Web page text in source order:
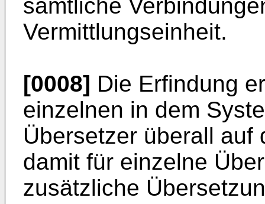
sämtliche
Vermittlungseinheit.
[0008] Die Erfindung
einzelnen in dem
Übersetzer überall auf
damit für einzelne
zusätzliche